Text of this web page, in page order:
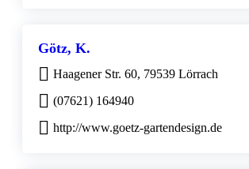
Götz, K.
Haagener Str. 60, 79539 Lörrach
(07621) 164940
http://www.goetz-gartendesign.de